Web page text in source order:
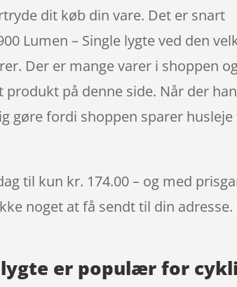
dit køb din vare. Det er snart
Lumen – Single lygte ved den
Der er mange varer i shoppen
på denne side. Når der
gøre fordi shoppen sparer husleje
til kun kr. 174.00 – og med
noget at få sendt til din
lygte er populær for